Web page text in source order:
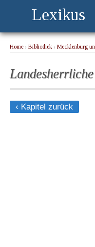
Lexikus
Home › Bibliothek › Mecklenburg
‹ Kapitel zurück